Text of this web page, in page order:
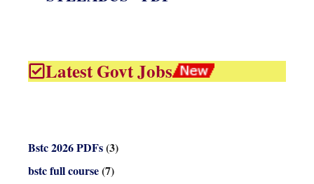
Latest Govt Jobs
Bstc 2026 PDFs(3)
bstc full course(7)